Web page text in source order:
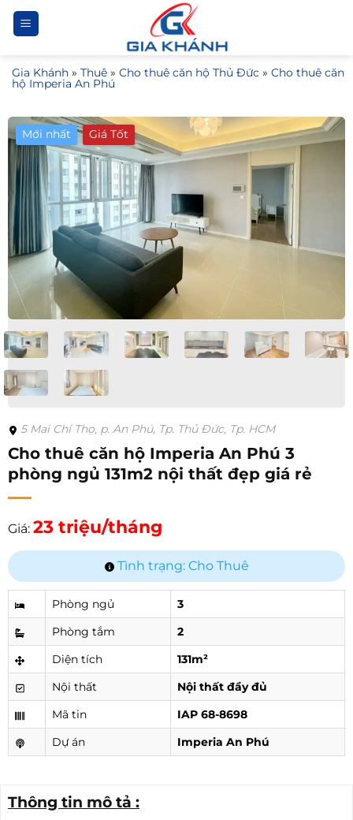
Bỏ
qua
dung
Gia Khánh » Thuê » Cho thuê căn hộ Thủ Đức » Cho thuê căn
hộ Imperia An Phú
Mới nhất
5 Mai Chí Thọ, p. An Phú, Tp. Thủ Đức, Tp. HCM
Cho thuê căn hộ Imperia An Phú 3
phòng ngủ 131m2 nội thất đẹp giá rẻ
Giá: 23 triệu/tháng
Tình trạng: Cho Thuê
Phòng ngủ
3
Phòng tắm
2
Diện tích
131m²
Nội thất
Nội thất đầy đủ
Mã tin
IAP 68-8698
Dự án
Imperia An Phú
Thông tin mô tả :